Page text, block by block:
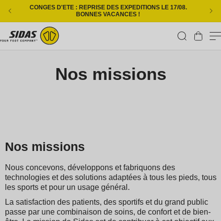
Ignorer et passer au contenu
CONGES D'ETE : REPRISE DES EXPEDITIONS LE 17/08.
BONNES VACANCES !
Panier
s
s
o
n
Nos missions
Nos missions
Nous concevons, développons et fabriquons des
technologies et des solutions adaptées à tous les pieds, tous
les sports et pour un usage général.
La satisfaction des patients, des sportifs et du grand public
passe par une combinaison de soins, de confort et de bien-